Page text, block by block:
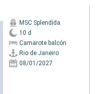
MSC Splendida
10 d
Camarote balcón
Rio de Janeiro
08/01/2027